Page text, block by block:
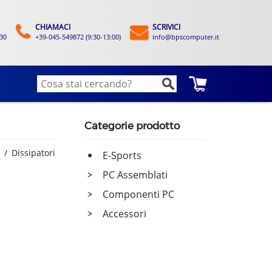
CHIAMACI
+39-045-549872 (9:30-13:00)
SCRIVICI
info@bpscomputer.it
Dissipatori
Categorie prodotto
E-Sports
PC Assemblati
Componenti PC
Accessori